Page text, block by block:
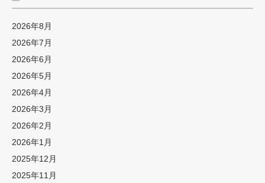
2026年8月
2026年7月
2026年6月
2026年5月
2026年4月
2026年3月
2026年2月
2026年1月
2025年12月
2025年11月